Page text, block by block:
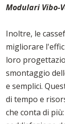
Modulari Vibo-
Inoltre, le
migliorare
loro
smontaggio
e semplici.
di tempo e
che conta di